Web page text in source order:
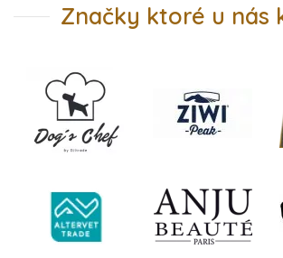
Značky ktoré u nás